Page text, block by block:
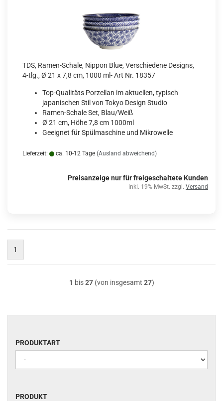
TDS, Ramen-Schale, Nippon Blue, Verschiedene Designs,
4-tlg., Ø 21 x 7,8 cm, 1000 ml- Art Nr. 18357
Top-Qualitäts Porzellan im aktuellen, typisch
japanischen Stil von Tokyo Design Studio
Ramen-Schale Set, Blau/Weiß
Ø 21 cm, Höhe 7,8 cm 1000ml
Geeignet für Spülmaschine und Mikrowelle
Lieferzeit: ca. 10-12 Tage (Ausland abweichend)
Preisanzeige nur für freigeschaltete Kunden
inkl. 19% MwSt. zzgl. Versand
1
1 bis27(von insgesamt 27)
PRODUKTART
PRODUKTART
PRODUKT
PRODUKT